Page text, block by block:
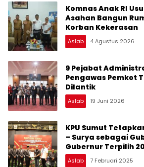
Komnas Anak RI
Asahan Bangun
Korban Kekerasan
Aslab 4 Agustus 2026
9 Pejabat
Pengawas Pemkot
Dilantik
Aslab 19 Juni 2026
KPU Sumut
– Surya sebagai
Gubernur Terpilih
Aslab 7 Februari 2025